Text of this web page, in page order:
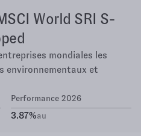
World SRI S-
mondiales les
environnementaux et
Performance 2026
3.87%au